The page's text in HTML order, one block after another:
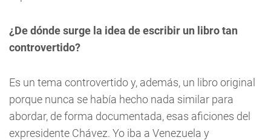
¿De dónde surge la idea de escribir un libro tan
controvertido?
Es un tema controvertido y, además, un libro original
porque nunca se había hecho nada similar para
abordar, de forma documentada, esas aficiones del
expresidente Chávez. Yo iba a Venezuela y